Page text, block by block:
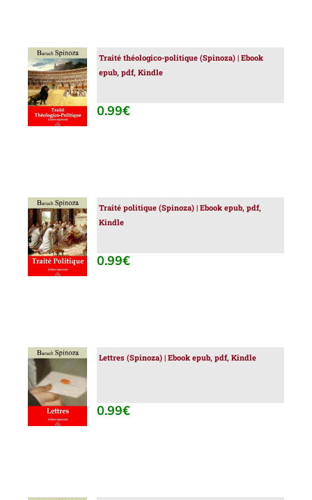
AJOUTER
AU
PANIER
/
DÉTAILS
Traité théologico-politique (Spinoza) | Ebook
epub, pdf, Kindle
0.99€
AJOUTER
AU
PANIER
/
DÉTAILS
Traité politique (Spinoza) | Ebook epub, pdf,
Kindle
0.99€
AJOUTER
AU
PANIER
/
DÉTAILS
Lettres (Spinoza) | Ebook epub, pdf, Kindle
0.99€